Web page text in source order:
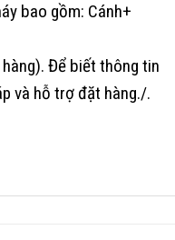
bao gồm: Cánh+
Để biết thông tin
và hỗ trợ đặt hàng./.